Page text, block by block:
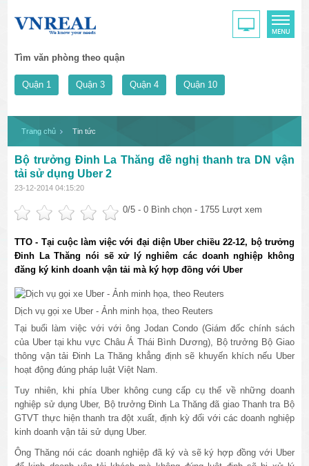
Tìm văn phòng theo quận
Quận 1 Quận 3 Quận 4 Quận 10
Trang chủ Tin tức
Bộ trưởng Đinh La Thăng đề nghị thanh tra DN vận
tải sử dụng Uber 2
23-12-2014 04:15:20
0/5 -0 Bình chọn - 1755 Lượt xem
TTO - Tại cuộc làm việc với đại diện Uber chiều 22-12, bộ trưởng
Đinh La Thăng nói sẽ xử lý nghiêm các doanh nghiệp không
đăng ký kinh doanh vận tải mà ký hợp đồng với Uber
Dịch vụ gọi xe Uber - Ảnh minh họa, theo Reuters
Tại buổi làm việc với với ông Jodan Condo (Giám đốc chính sách
của Uber tại khu vực Châu Á Thái Bình Dương), Bộ trưởng Bộ Giao
thông vận tải Đinh La Thăng khẳng định sẽ khuyến khích nếu Uber
hoạt động đúng pháp luật Việt Nam.
Tuy nhiên, khi phía Uber không cung cấp cụ thể về những doanh
nghiệp sử dụng Uber, Bộ trưởng Đinh La Thăng đã giao Thanh tra Bộ
GTVT thực hiện thanh tra đột xuất, định kỳ đối với các doanh nghiệp
kinh doanh vận tải sử dụng Uber.
Ông Thăng nói các doanh nghiệp đã ký và sẽ ký hợp đồng với Uber